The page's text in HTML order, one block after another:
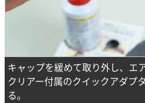
キャップを緩めて取り外し、エ
クリアー付属のクイックアダプ
る。